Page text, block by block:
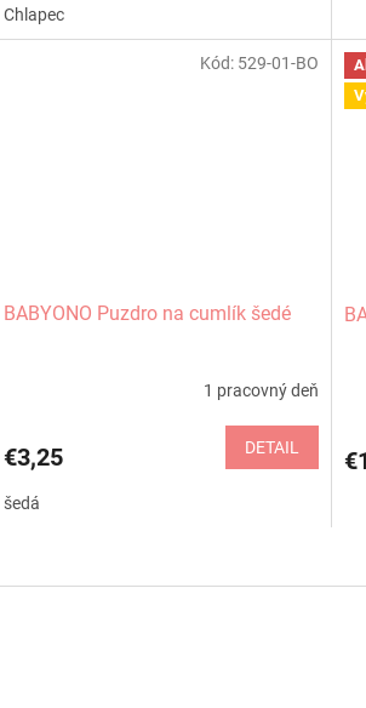
Chlapec
BABYONO Puzdro na cumlík šedé
1 pracovný deň
€3,25 DETAIL
šedá
Kód: 529-01-BO